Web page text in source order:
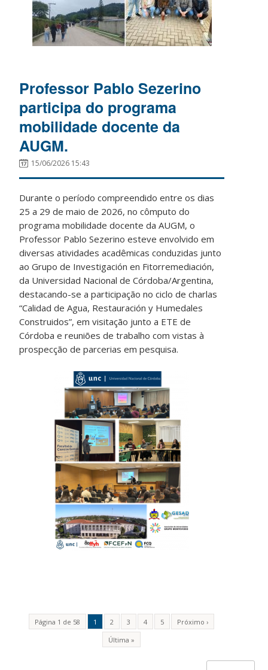
Professor Pablo Sezerino
participa do programa
mobilidade docente da
AUGM.
15/06/2026 15:43
Durante o período compreendido entre os dias
25 a 29 de maio de 2026, no cômputo do
programa mobilidade docente da AUGM, o
Professor Pablo Sezerino esteve envolvido em
diversas atividades acadêmicas conduzidas junto
ao Grupo de Investigación en Fitorremediación,
da Universidad Nacional de Córdoba/Argentina,
destacando-se a participação no ciclo de charlas
“Calidad de Agua, Restauración y Humedales
Construidos”, em visitação junto a ETE de
Córdoba e reuniões de trabalho com vistas à
prospecção de parcerias em pesquisa.
Página 1 de 58 1 2 3 4 5
Próximo ›
Última »